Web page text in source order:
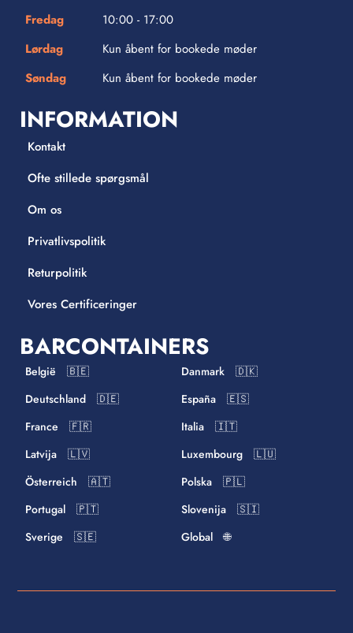
Fredag
10:00 - 17:00
Lørdag
Kun åbent for bookede møder
Søndag
Kun åbent for bookede møder
INFORMATION
Kontakt
Ofte stillede spørgsmål
Om os
Privatlivspolitik
Returpolitik
Vores Certificeringer
BARCONTAINERS
België 🇧🇪
Danmark 🇩🇰
Deutschland 🇩🇪
España 🇪🇸
France 🇫🇷
Italia 🇮🇹
Latvija 🇱🇻
Luxembourg 🇱🇺
Österreich 🇦🇹
Polska 🇵🇱
Portugal 🇵🇹
Slovenija 🇸🇮
Sverige 🇸🇪
Global 🌐